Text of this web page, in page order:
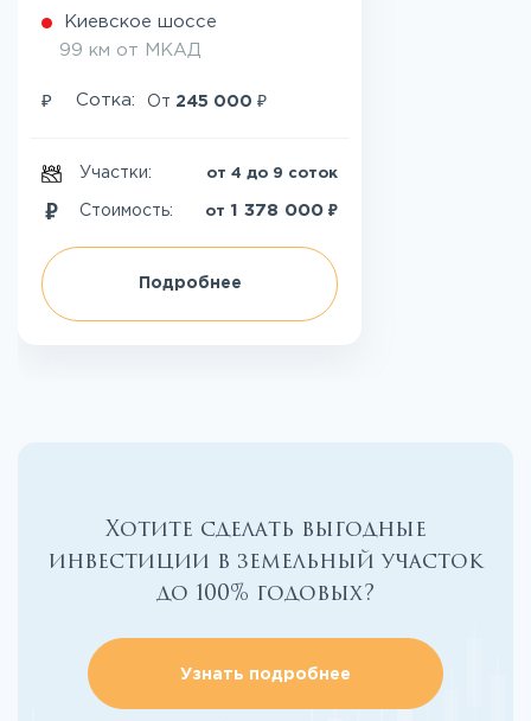
Киевское шоссе
99 км от МКАД
₽ Сотка: От 245 000 ₽
Участки: от 4 до 9 соток
Стоимость: от 1 378 000 ₽
Подробнее
Хотите сделать выгодные
инвестиции в земельный участок
до 100% годовых?
Узнать подробнее